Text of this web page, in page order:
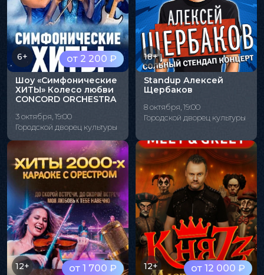
от 2 200 ₽
6+
Шоу «Симфонические
ХИТЫ» Колесо любви
CONCORD ORCHESTRA
3 октября, 19:00
Городской дворец культуры
18+
Standup Алексей
Щербаков
8 октября, 19:00
Городской дворец культуры
от 1 700 ₽
12+ от 12 000 ₽
12+